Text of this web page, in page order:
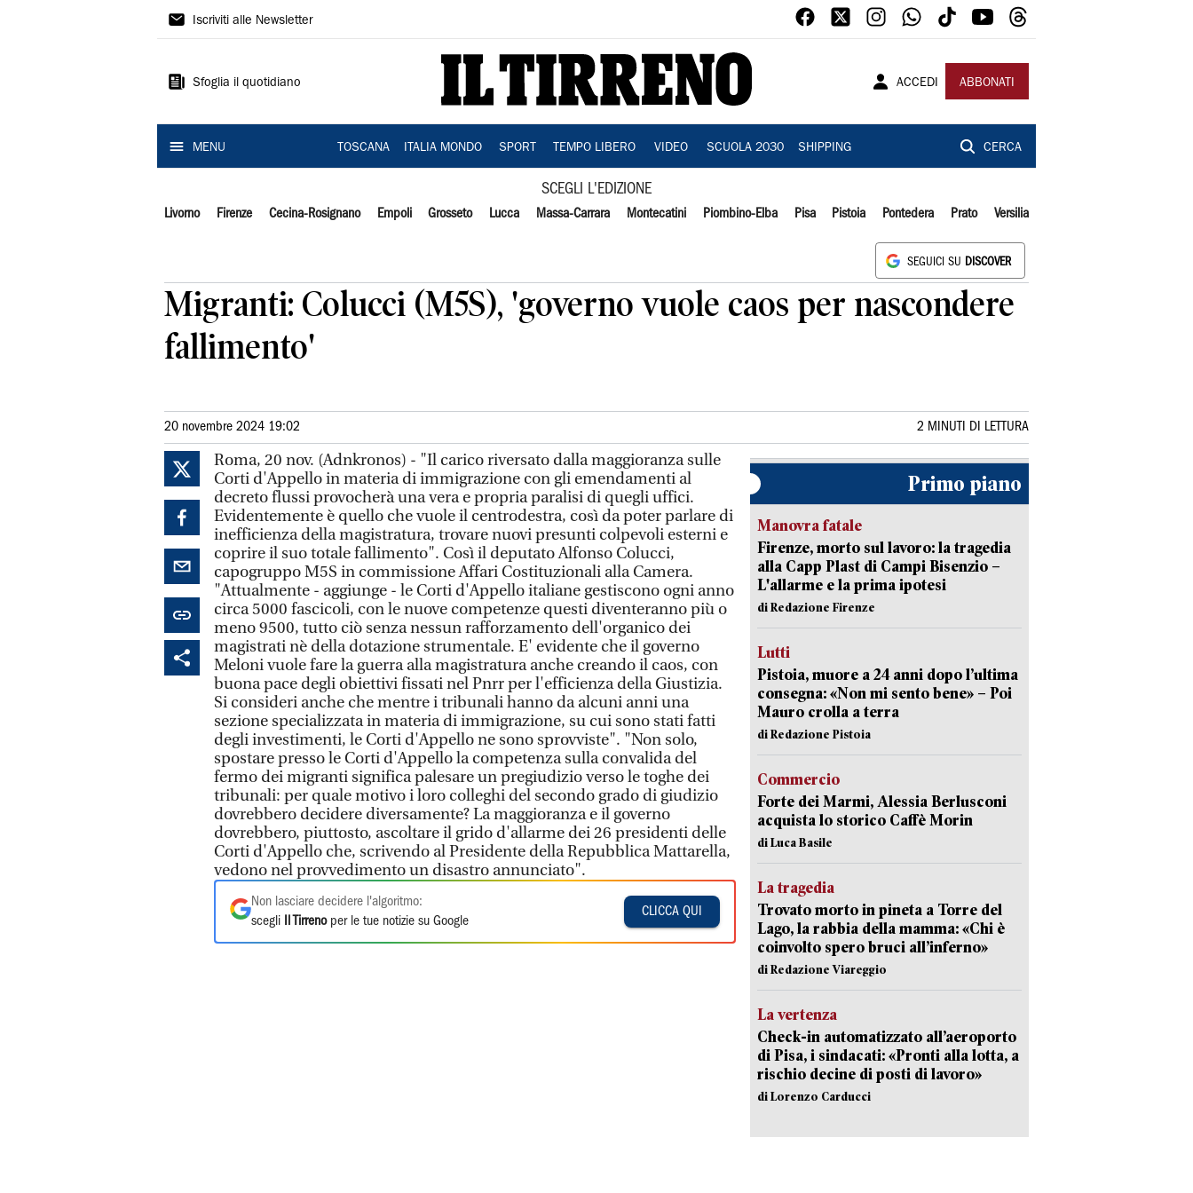
Il
Iscriviti alle Newsletter
Sfoglia il quotidiano ACCEDI ABBONATI
MENU TOSCANA ITALIA MONDO SPORT TEMPO LIBERO VIDEO SCUOLA 2030 SHIPPING CERCA
SCEGLI L'EDIZIONE
Livorno Firenze Cecina-Rosignano Empoli Grosseto Lucca Massa-Carrara Montecatini Piombino-Elba Pisa Pistoia Pontedera Prato Versilia
SEGUICI SU DISCOVER
Migranti: Colucci (M5S), 'governo vuole caos per nascondere
fallimento'
20 novembre 2024 19:02 2 MINUTI DI LETTURA
Roma, 20 nov. (Adnkronos) - "Il carico riversato dalla maggioranza sulle
Corti d'Appello in materia di immigrazione con gli emendamenti al
decreto flussi provocherà una vera e propria paralisi di quegli uffici.
Evidentemente è quello che vuole il centrodestra, così da poter parlare di
inefficienza della magistratura, trovare nuovi presunti colpevoli esterni e
coprire il suo totale fallimento". Così il deputato Alfonso Colucci,
capogruppo M5S in commissione Affari Costituzionali alla Camera.
"Attualmente - aggiunge - le Corti d'Appello italiane gestiscono ogni anno
circa 5000 fascicoli, con le nuove competenze questi diventeranno più o
meno 9500, tutto ciò senza nessun rafforzamento dell'organico dei
magistrati nè della dotazione strumentale. E' evidente che il governo
Meloni vuole fare la guerra alla magistratura anche creando il caos, con
buona pace degli obiettivi fissati nel Pnrr per l'efficienza della Giustizia.
Si consideri anche che mentre i tribunali hanno da alcuni anni una
sezione specializzata in materia di immigrazione, su cui sono stati fatti
degli investimenti, le Corti d'Appello ne sono sprovviste". "Non solo,
spostare presso le Corti d'Appello la competenza sulla convalida del
fermo dei migranti significa palesare un pregiudizio verso le toghe dei
tribunali: per quale motivo i loro colleghi del secondo grado di giudizio
dovrebbero decidere diversamente? La maggioranza e il governo
dovrebbero, piuttosto, ascoltare il grido d'allarme dei 26 presidenti delle
Corti d'Appello che, scrivendo al Presidente della Repubblica Mattarella,
vedono nel provvedimento un disastro annunciato".
Non lasciare decidere l'algoritmo:
scegli
Il Tirrenoper le tue notizie su Google
CLICCA QUI
Primo piano
Manovra fatale
Firenze, morto sul lavoro: la tragedia
alla Capp Plast di Campi Bisenzio –
L'allarme e la prima ipotesi
di Redazione Firenze
Lutti
Pistoia, muore a 24 anni dopo l’ultima
consegna: «Non mi sento bene» – Poi
Mauro crolla a terra
di Redazione Pistoia
Commercio
Forte dei Marmi, Alessia Berlusconi
acquista lo storico Caffè Morin
di Luca Basile
La tragedia
Trovato morto in pineta a Torre del
Lago, la rabbia della mamma: «Chi è
coinvolto spero bruci all’inferno»
di Redazione Viareggio
La vertenza
Check-in automatizzato all’aeroporto
di Pisa, i sindacati: «Pronti alla lotta, a
rischio decine di posti di lavoro»
di Lorenzo Carducci